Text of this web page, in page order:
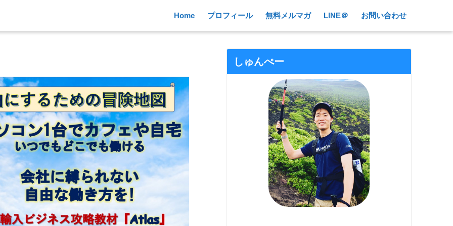
Home プロフィール 無料メルマガ LINE＠ お問い合わせ
しゅんぺー